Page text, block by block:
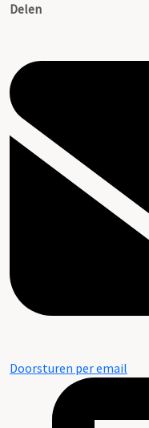
Delen
Doorsturen per email